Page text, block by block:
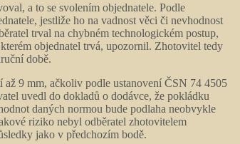
a to se svolením objednatele. Podle
jestliže ho na vadnost věci či nevhodnost
trval na chybném technologickém postup,
objednatel trvá, upozornil. Zhotovitel tedy
době.
až 9 mm, ačkoliv podle ustanovení ČSN 74 4505
uvedl do dokladů o dodávce, že pokládku
daných normou bude podlaha neobvykle
riziko nebyl odběratel zhotovitelem
jako v předchozím bodě.